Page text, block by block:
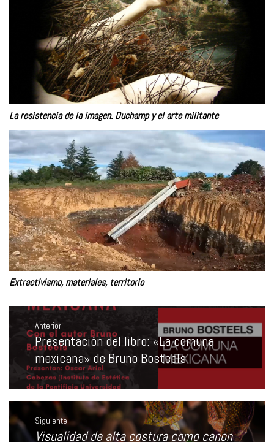
La resistencia de la imagen. Duchamp y el arte militante
Extractivismo, materiales, territorio
Navegación
entradas
Anterior
Entrada
anterior:
Presentación del libro: «La comuna
mexicana» de Bruno Bosteels
Siguiente
Entrada
Visualidad de alta costura como canon